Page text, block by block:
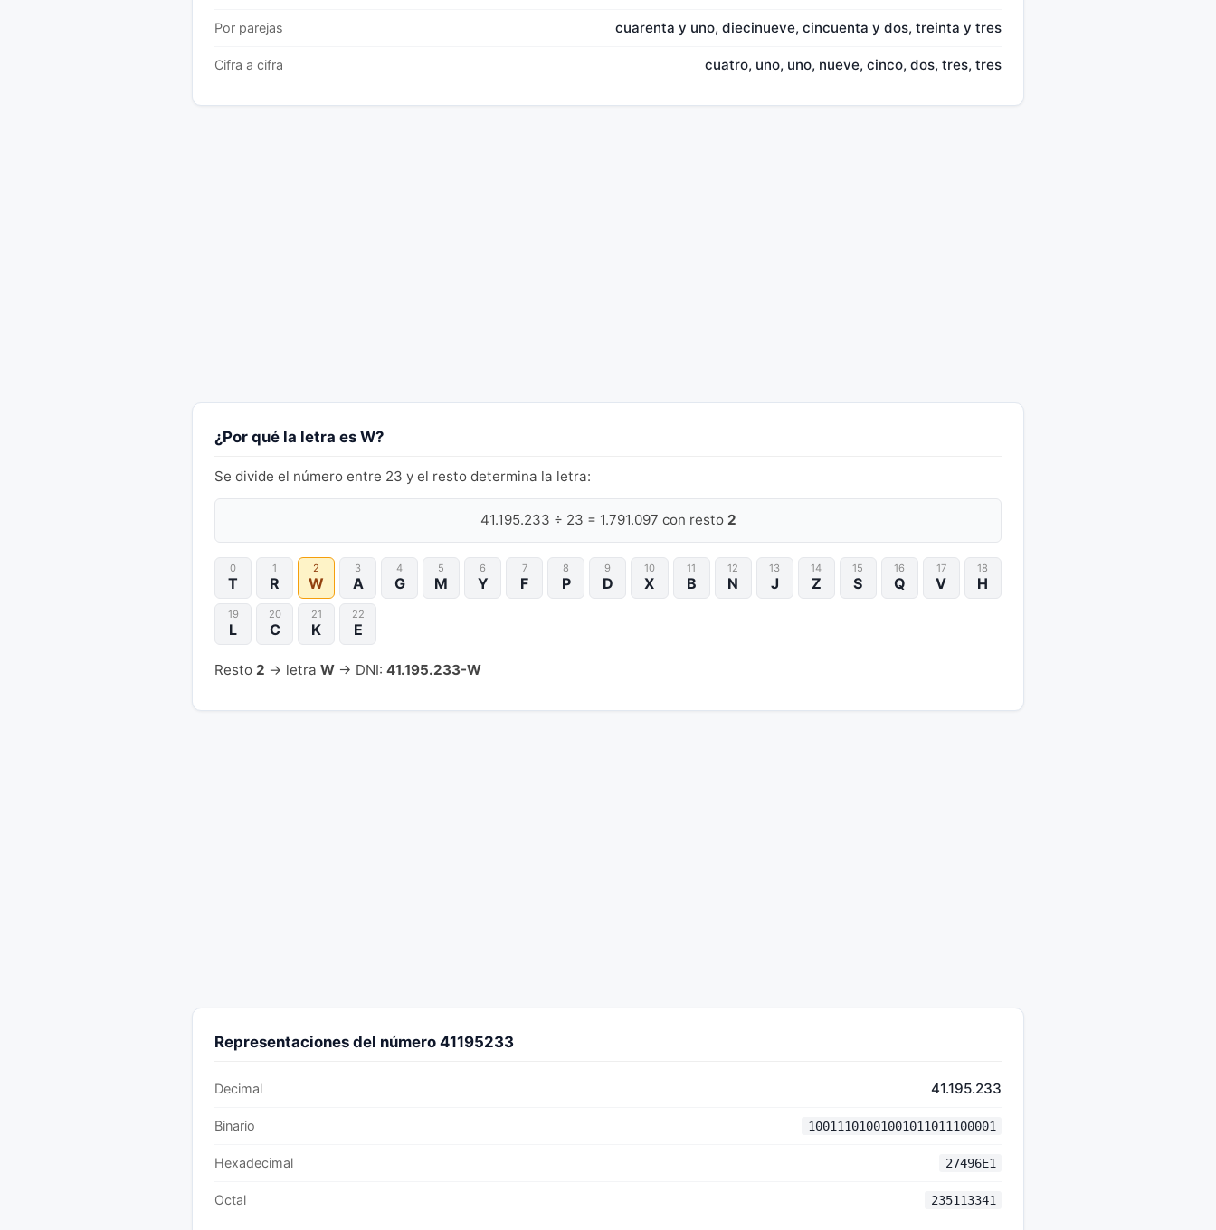
Por parejas cuarenta y uno, diecinueve, cincuenta y dos, treinta y tres
Cifra a cifra cuatro, uno, uno, nueve, cinco, dos, tres, tres
¿Por qué la letra es W?
Se divide el número entre 23 y el resto determina la letra:
41.195.233 ÷ 23 = 1.791.097 con resto 2
0
T
1
R
2
W
3
A
4
G
5
M
6
Y
7
F
8
P
9
D
10
X
11
B
12
N
13
J
14
Z
15
S
16
Q
17
V
18
H
19
L
20
C
21
K
22
E
Resto 2 → letra W → DNI: 41.195.233-W
Representaciones del número 41195233
Decimal 41.195.233
Binario 10011101001001011011100001
Hexadecimal 27496E1
Octal 235113341